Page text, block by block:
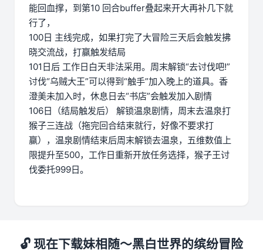
能回血撑，到第10 回合buffer叠起来开大再补几下就
行了，
100日 主线完成，如果打完了大冒险三天后会触发拂
晓交流战，打赢触发结局
101日后 工作日白天非法采用。周末解锁“去讨伐吧!”
讨伐“乌贼大王”可以得到“触手”加入晚上的道具。香
澄美未加入时，休息日去“书店”会触发加入剧情
106日（结局触发后） 解锁温泉剧情，周末去温泉打
猴子三连战（拖完回合结束就行，好像不要求打
赢），温泉剧情结束后周末解锁去温泉，五维数值上
限提升至500，工作日重新开放任务选择，猴子王讨
伐委托999日。
🔓 现在下载妹相随～黑白世界的缤纷冒险